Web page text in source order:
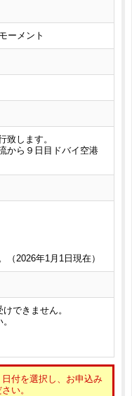
ーメント
致します。
から９日目ドバイ空港
2026年1月1日現在）
できません。
日付を選択し、お申込み
い。